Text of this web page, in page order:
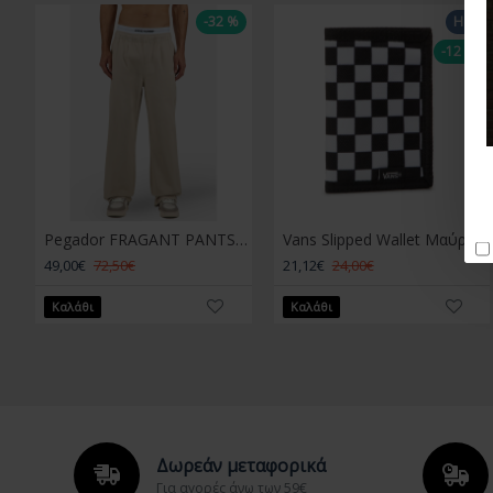
-32 %
Pegador FRAGANT PANTS Μπεζ
49,00€ 72,50€
Καλάθι
Hot
-12 %
Vans Slipped Wallet Μαύρο Άσπρο
21,12€ 24,00€
Καλάθι
Δωρεάν μεταφορικά
Για αγορές άνω των 59€